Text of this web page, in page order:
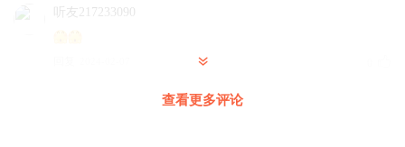
听友217233090
听友217233090:
查看更多评论